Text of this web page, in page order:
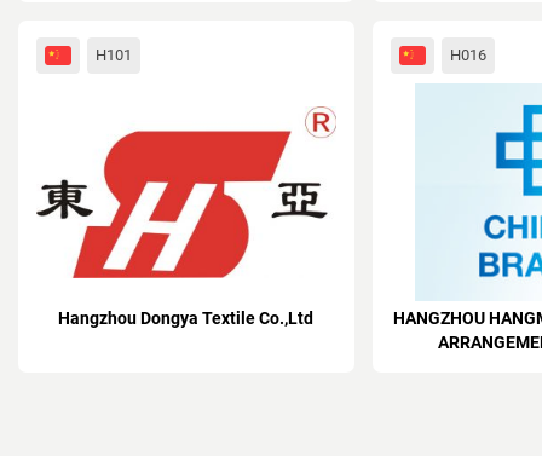
H101
Hangzhou Dongya Textile Co.,Ltd
H016
HANGZHOU